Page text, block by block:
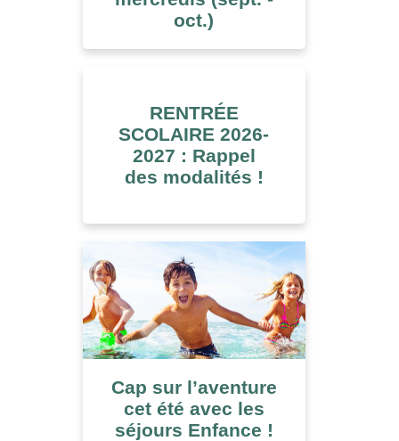
oct.)
RENTRÉE
SCOLAIRE 2026-
2027 : Rappel
des modalités !
Cap sur l’aventure
cet été avec les
séjours Enfance !